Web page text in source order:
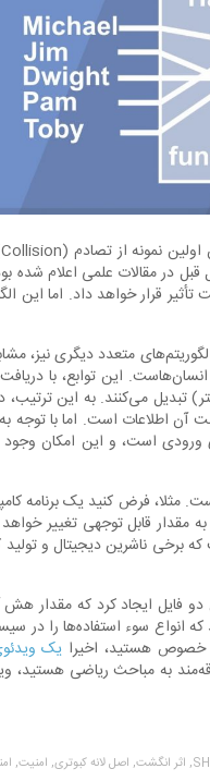
در مقالات علمی اعلام شده
قرار خواهد داد. اما این
متعدد دیگری نیز،
انسان‌هاست. این توابع، با
آن را به یک عدد یا رشته با طول ثابت (مثلا ۴۰
آن اطلاعات است. اما با توجه
است، و این امکان وجود
مثلا، فرض کنید یک برنامه
مقدار قابل توجهی تغییر
یک
به مباحث ریاضی هستید،
اثر انگشت, اصل لانه کبوتری, امنیت,